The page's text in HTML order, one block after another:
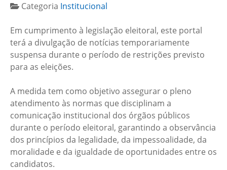
Categoria Institucional
Em cumprimento à legislação eleitoral, este portal
terá a divulgação de notícias temporariamente
suspensa durante o período de restrições previsto
para as eleições.
A medida tem como objetivo assegurar o pleno
atendimento às normas que disciplinam a
comunicação institucional dos órgãos públicos
durante o período eleitoral, garantindo a observância
dos princípios da legalidade, da impessoalidade, da
moralidade e da igualdade de oportunidades entre os
candidatos.